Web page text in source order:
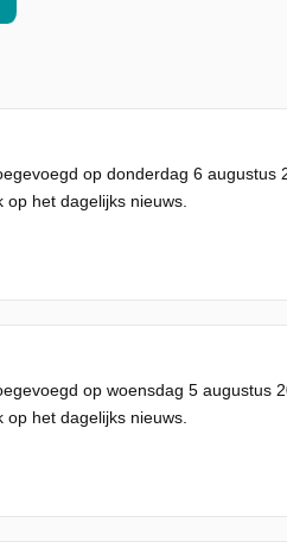
op donderdag 6 augustus
het dagelijks nieuws.
op woensdag 5 augustus
het dagelijks nieuws.